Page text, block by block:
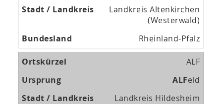
Landkreis Altenkirchen
(Westerwald)
Rheinland-Pfalz
ALF
ALFeld
Landkreis Hildesheim